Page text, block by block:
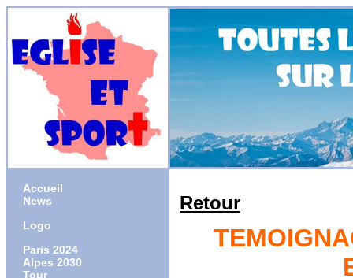
Accueil
News
Logo
Paris 2024
Alpes 2030
Tour
Retour